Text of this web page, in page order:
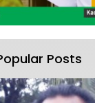
Posts